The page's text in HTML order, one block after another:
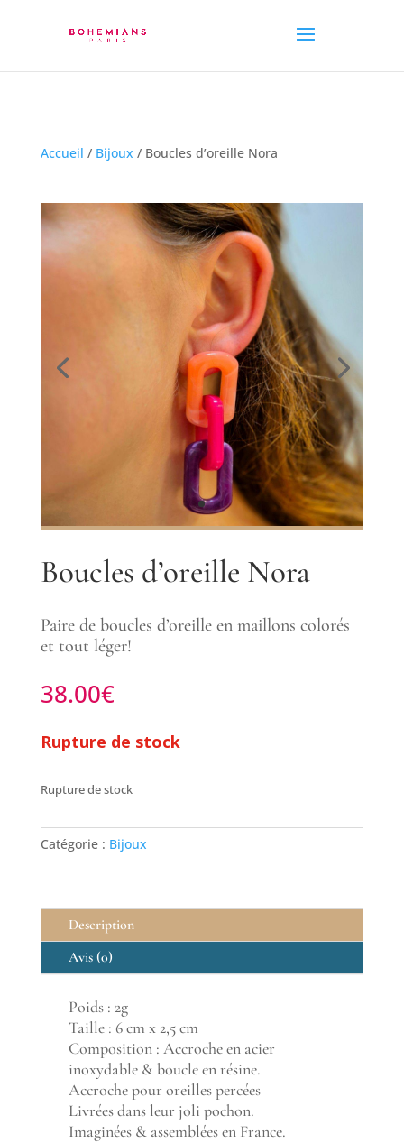
Accueil / Bijoux / Boucles d’oreille Nora
Boucles d’oreille Nora
Paire de boucles d’oreille en maillons colorés
et tout léger!
38.00€
Rupture de stock
Rupture de stock
Catégorie : Bijoux
Description
Avis (0)
Poids : 2g
Taille : 6 cm x 2,5 cm
Composition : Accroche en acier
inoxydable & boucle en résine.
Accroche pour oreilles percées
Livrées dans leur joli pochon.
Imaginées & assemblées en France.